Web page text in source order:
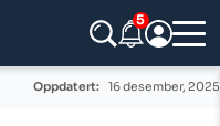
5
Oppdatert: 16 desember, 2025